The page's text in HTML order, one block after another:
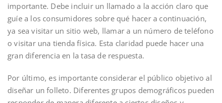
importante. Debe incluir un llamado a la acción claro que
guíe a los consumidores sobre qué hacer a continuación,
ya sea visitar un sitio web, llamar a un número de teléfono
o visitar una tienda física. Esta claridad puede hacer una
gran diferencia en la tasa de respuesta.
Por último, es importante considerar el público objetivo al
diseñar un folleto. Diferentes grupos demográficos pueden